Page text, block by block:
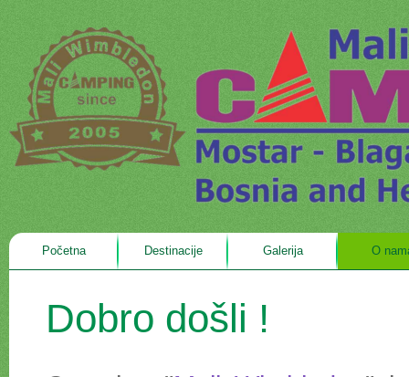
Početna Destinacije Galerija O
Dobro došli !